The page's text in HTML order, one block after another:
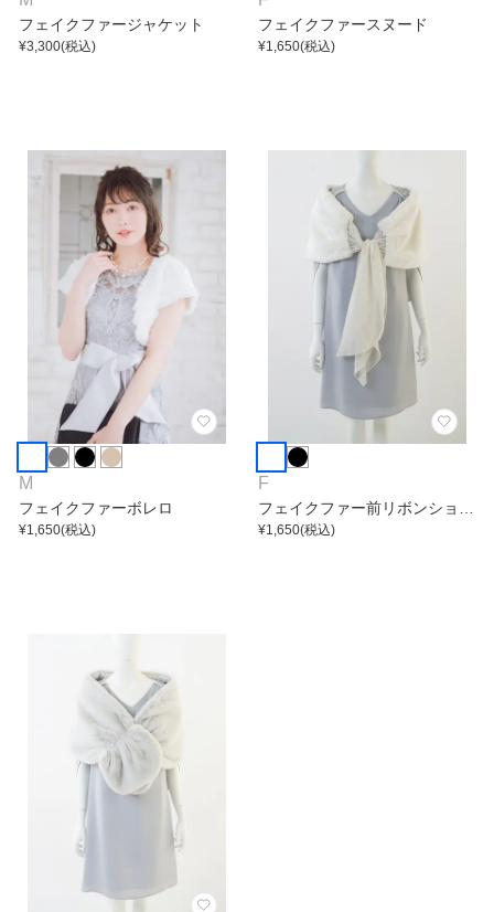
フェイクファージャケット
¥3,300(税込)
フェイクファースヌード
¥1,650(税込)
M
フェイクファーボレロ
¥1,650(税込)
F
フェイクファー前リボンショー
ル
¥1,650(税込)